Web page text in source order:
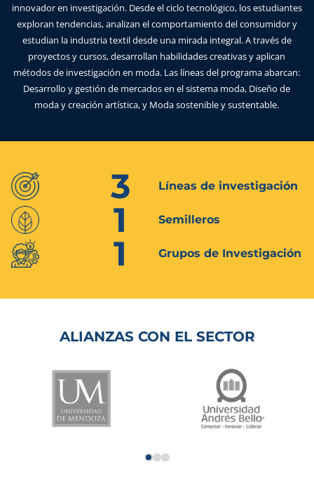
innovador en investigación. Desde el ciclo tecnológico, los estudiantes
exploran tendencias, analizan el comportamiento del consumidor y
estudian la industria textil desde una mirada integral. A través de
proyectos y cursos, desarrollan habilidades creativas y aplican
métodos de investigación en moda. Las líneas del programa abarcan:
Desarrollo y gestión de mercados en el sistema moda, Diseño de
moda y creación artística, y Moda sostenible y sustentable.
3 Líneas de investigación
1 Semilleros
1 Grupos de Investigación
ALIANZAS CON EL SECTOR